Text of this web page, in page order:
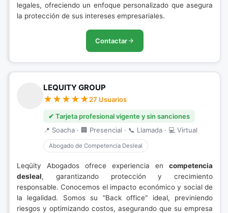
legales, ofreciendo un enfoque personalizado que asegura
la protección de sus intereses empresariales.
Contactar
LEQUITY GROUP
27 Usuarios
✔ Tarjeta profesional vigente y sin sanciones
📍 Soacha · 🏢 Presencial · 📞 Llamada · 💻 Virtual
Abogado de Competencia Desleal
Leqüity Abogados ofrece experiencia en competencia
desleal, garantizando protección y crecimiento
responsable. Conocemos el impacto económico y social de
la legalidad. Somos su "Back office" ideal, previniendo
riesgos y optimizando costos, asegurando que su empresa